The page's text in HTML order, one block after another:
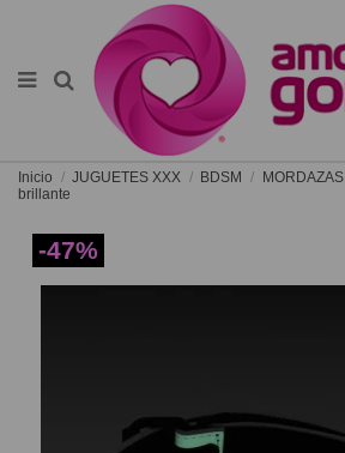
Inicio JUGUETES XXX BDSM MORDAZAS
brillante
-47%